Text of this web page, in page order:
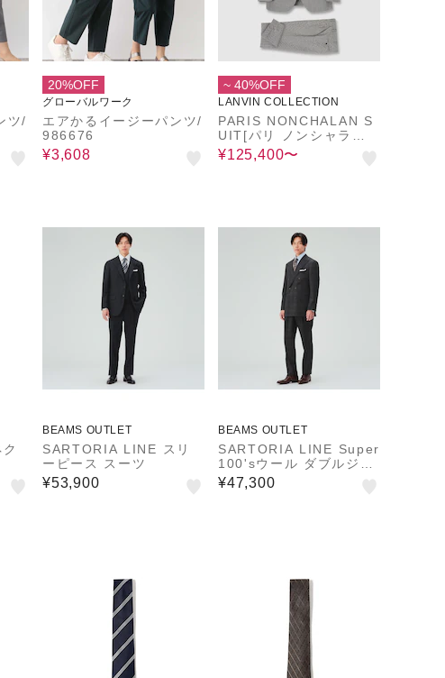
ツ/
20%OFF
グローバルワーク
エアかるイージーパンツ/
986676
¥3,608
~ 40%OFF
LANVIN COLLECTION
PARIS NONCHALAN S
UIT[パリ ノンシャラン
スーツ]
¥125,400〜
BEAMS OUTLET
SARTORIA LINE スリ
ーピース スーツ
¥53,900
BEAMS OUTLET
SARTORIA LINE Super
100'sウール ダブルジャ
ケット スーツ
¥47,300